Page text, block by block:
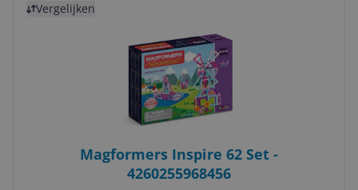
Vergelijken
Magformers Inspire 62 Set -
4260255968456